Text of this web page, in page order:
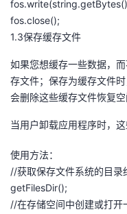
fos.close();
1.3保存缓存文件
如果您想缓存一些数据，
存文件；保存为缓存文件
会删除这些缓存文件恢复
当用户卸载应用程序时，这
使用方法：
//获取保存文件系统的目录
getFilesDir();
//在存储空间中创建或打开